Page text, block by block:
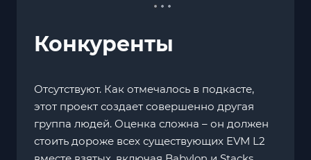
Конкуренты
Отсутствуют. Как отмечалось в подкасте,
этот проект создает совершенно другая
группа людей. Оценка сложна – он должен
стоить дороже всех существующих EVM L2